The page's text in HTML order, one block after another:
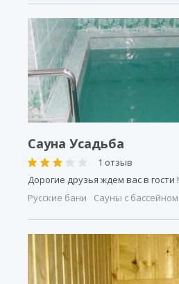
Сауна Усадьба
1 отзыв
Дорогие друзья ждем вас в гости !
Русские бани
Сауны с бассейном